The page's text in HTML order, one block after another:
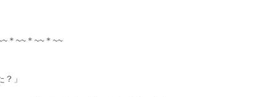
＊~~＊~~＊~~
」